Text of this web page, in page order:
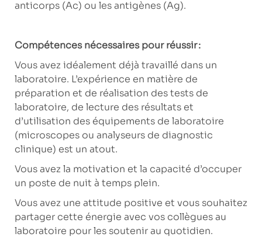
anticorps (Ac) ou les antigènes (Ag).
Compétences nécessaires pour réussir :
Vous avez idéalement déjà travaillé dans un
laboratoire. L’expérience en matière de
préparation et de réalisation des tests de
laboratoire, de lecture des résultats et
d’utilisation des équipements de laboratoire
(microscopes ou analyseurs de diagnostic
clinique) est un atout.
Vous avez la motivation et la capacité d’occuper
un poste de nuit à temps plein.
Vous avez une attitude positive et vous souhaitez
partager cette énergie avec vos collègues au
laboratoire pour les soutenir au quotidien.